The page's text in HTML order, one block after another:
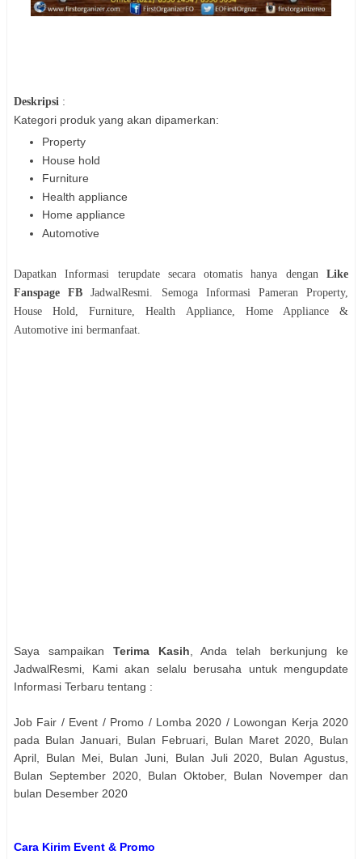
Deskripsi :
Kategori produk yang akan dipamerkan:
Property
House hold
Furniture
Health appliance
Home appliance
Automotive
Dapatkan Informasi terupdate secara otomatis hanya dengan Like
Fanspage FB JadwalResmi. Semoga Informasi Pameran
Property,
House Hold, Furniture, Health Appliance, Home Appliance &
Automotive ini bermanfaat.
Saya sampaikan Terima Kasih , Anda telah berkunjung ke
JadwalResmi, Kami akan selalu berusaha untuk mengupdate
Informasi Terbaru tentang :
Job Fair / Event / Promo / Lomba 2020 / Lowongan Kerja 2020
pada Bulan Januari, Bulan Februari, Bulan Maret 2020, Bulan
April, Bulan Mei, Bulan Juni, Bulan Juli 2020, Bulan Agustus,
Bulan September 2020, Bulan Oktober, Bulan Novemper dan
bulan Desember 2020
Cara Kirim Event & Promo